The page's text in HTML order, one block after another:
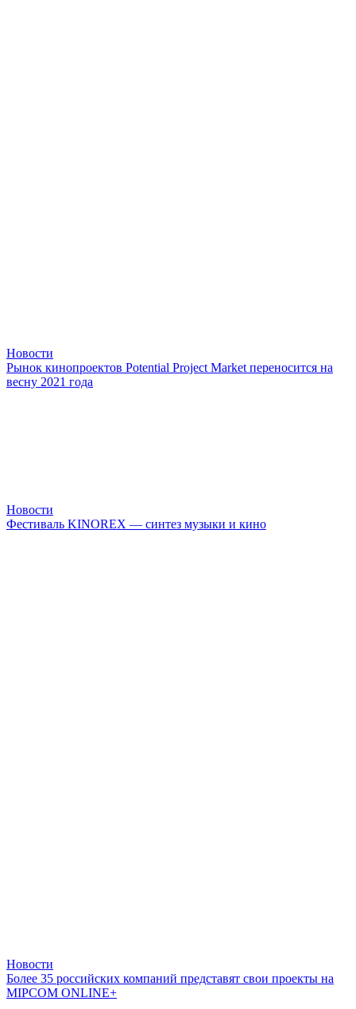
Новости
Рынок кинопроектов Potential Project Market переносится на
весну 2021 года
Новости
Фестиваль KINOREX — синтез музыки и кино
Новости
Более 35 российских компаний представят свои проекты на
MIPCOM ONLINE+